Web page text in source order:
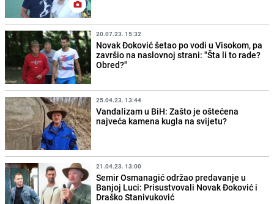
20.07.23. 15:32
Novak Đoković šetao po vodi u Visokom, pa
završio na naslovnoj strani: "Šta li to rade?
Obred?"
25.04.23. 13:44
Vandalizam u BiH: Zašto je oštećena
najveća kamena kugla na svijetu?
21.04.23. 13:00
Semir Osmanagić održao predavanje u
Banjoj Luci: Prisustvovali Novak Đoković i
Draško Stanivuković